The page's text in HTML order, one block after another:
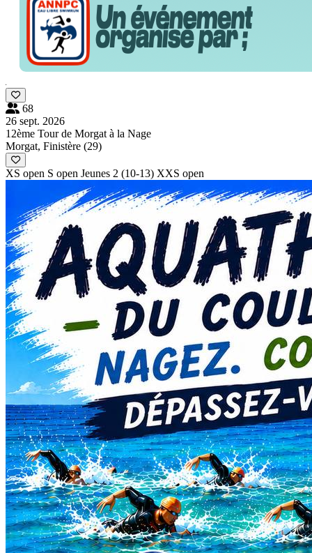
68
26 sept. 2026
12ème Tour de Morgat à la Nage
Morgat, Finistère (29)
XS open S open Jeunes 2 (10-13) XXS open